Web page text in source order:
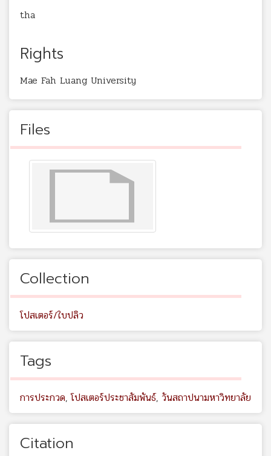
tha
Rights
Mae Fah Luang University
Files
Collection
โปสเตอร์/ใบปลิว
Tags
การประกวด,โปสเตอร์ประชาสัมพันธ์, วันสถาปนามหาวิทยาลัย
Citation